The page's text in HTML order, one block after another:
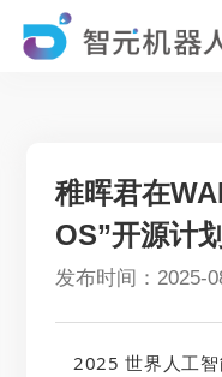
稚晖君在
OS”开源计划
发布时间：2025-
2025 世界人工